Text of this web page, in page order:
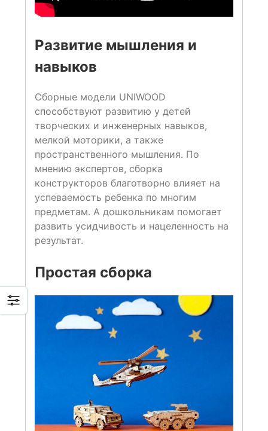
Развитие мышления и
навыков
Сборные модели UNIWOOD
способствуют развитию у детей
творческих и инженерных навыков,
мелкой моторики, а также
пространственного мышления. По
мнению экспертов, сборка
конструкторов благотворно влияет на
успеваемость ребенка по многим
предметам. А дошкольникам помогает
развить усидчивость и нацеленность на
результат.
Простая сборка